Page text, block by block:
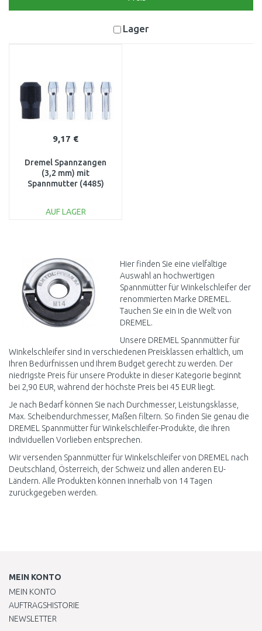
Lager
9,17 €
Dremel Spannzangen
(3,2 mm) mit
Spannmutter (4485)
AUF LAGER
Vergleichen
Hier finden Sie eine vielfältige
Auswahl an hochwertigen
Spannmütter für Winkelschleifer der
renommierten Marke DREMEL.
Tauchen Sie ein in die Welt von
DREMEL.
Unsere DREMEL Spannmütter für
Winkelschleifer sind in verschiedenen Preisklassen erhältlich, um
Ihren Bedürfnissen und Ihrem Budget gerecht zu werden. Der
niedrigste Preis für unsere Produkte in dieser Kategorie beginnt
bei 2,90 EUR, während der höchste Preis bei 45 EUR liegt.
Je nach Bedarf können Sie nach Durchmesser, Leistungsklasse,
Max. Scheibendurchmesser, Maßen filtern. So finden Sie genau die
DREMEL Spannmütter für Winkelschleifer-Produkte, die Ihren
individuellen Vorlieben entsprechen.
Wir versenden Spannmütter für Winkelschleifer von DREMEL nach
Deutschland, Österreich, der Schweiz und allen anderen EU-
Ländern. Alle Produkten können innerhalb von 14 Tagen
zurückgegeben werden.
MEIN KONTO
MEIN KONTO
AUFTRAGSHISTORIE
NEWSLETTER